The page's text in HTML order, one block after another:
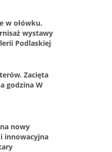
w ołówku.
wystawy
Podlaskiej
Zacięta
godzina W
nowy
innowacyjna